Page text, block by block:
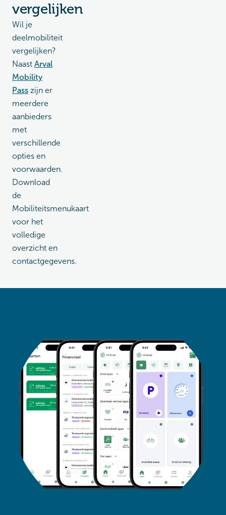
vergelijken
Wil je
deelmobiliteit
vergelijken?
Naast Arval
Mobility
Pass zijn er
meerdere
aanbieders
met
verschillende
opties en
voorwaarden.
Download
de
Mobiliteitsmenukaart
voor het
volledige
overzicht en
contactgegevens.